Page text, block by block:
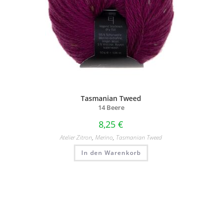
Tasmanian Tweed
14 Beere
8,25 €
Atelier Zitron, Merino, Tasmanian Tweed
In den Warenkorb